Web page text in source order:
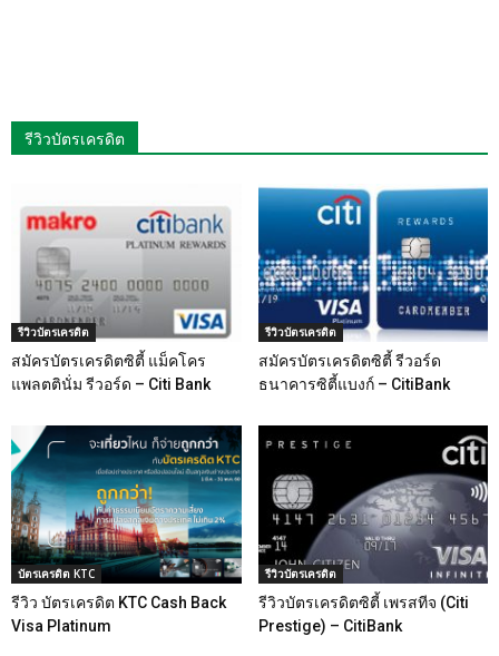
รีวิวบัตรเครดิต
รีวิวบัตรเครดิต
สมัครบัตรเครดิตซิตี้ แม็คโคร
แพลตตินั่ม รีวอร์ด – Citi Bank
รีวิวบัตรเครดิต
สมัครบัตรเครดิตซิตี้ รีวอร์ด
ธนาคารซิตี้แบงก์ – CitiBank
บัตรเครดิต KTC
รีวิว บัตรเครดิต KTC Cash Back
Visa Platinum
รีวิวบัตรเครดิต
รีวิวบัตรเครดิตซิตี้ เพรสทีจ (Citi
Prestige) – CitiBank